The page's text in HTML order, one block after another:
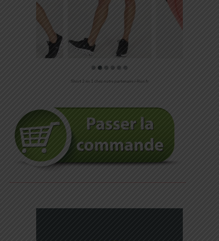
Short 2 en 1 chez notre partenaire i-Run.fr